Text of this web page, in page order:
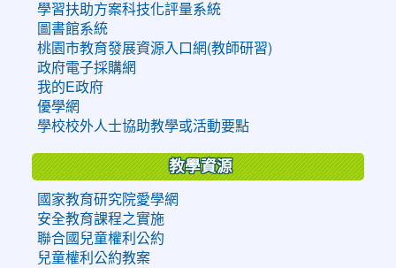
學習扶助方案科技化評量系統
圖書館系統
桃園市教育發展資源入口網(教師研習)
政府電子採購網
我的E政府
優學網
學校校外人士協助教學或活動要點
教學資源
國家教育研究院愛學網
安全教育課程之實施
聯合國兒童權利公約
兒童權利公約教案